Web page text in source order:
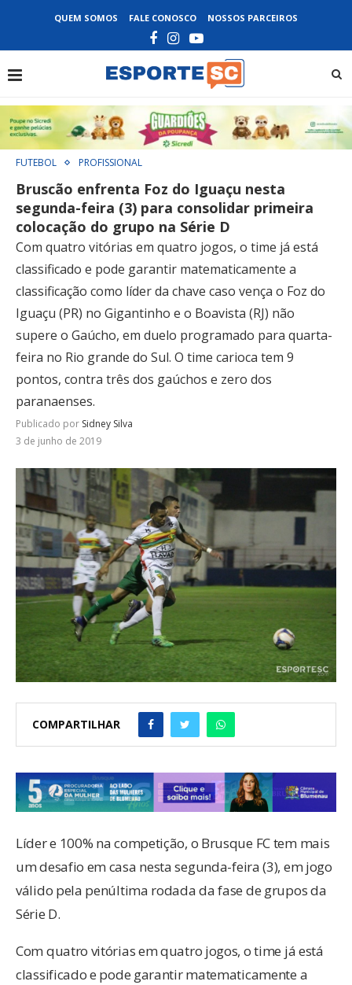
QUEM SOMOS FALE CONOSCO NOSSOS PARCEIROS
FUTEBOL PROFISSIONAL
Bruscão enfrenta Foz do Iguaçu nesta
segunda-feira (3) para consolidar primeira
colocação do grupo na Série D
Com quatro vitórias em quatro jogos, o time já está
classificado e pode garantir matematicamente a
classificação como líder da chave caso vença o Foz do
Iguaçu (PR) no Gigantinho e o Boavista (RJ) não
supere o Gaúcho, em duelo programado para quarta-
feira no Rio grande do Sul. O time carioca tem 9
pontos, contra três dos gaúchos e zero dos
paranaenses.
Publicado por Sidney Silva
3 de junho de 2019
COMPARTILHAR
Líder e 100% na competição, o Brusque FC tem mais
um desafio em casa nesta segunda-feira (3), em jogo
válido pela penúltima rodada da fase de grupos da
Série D.
Com quatro vitórias em quatro jogos, o time já está
classificado e pode garantir matematicamente a